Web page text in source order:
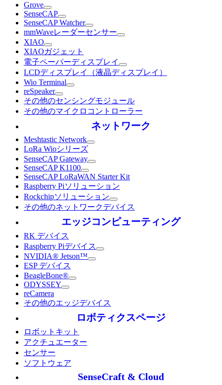
Grove
SenseCAP
SenseCAP Watcher
mmWaveレーダーセンサー
XIAO
XIAOガジェット
電子ペーパーディスプレイ
LCDディスプレイ（液晶ディスプレイ）
Wio Terminal
reSpeaker
その他のセンシングモジュール
その他のマイクロコントローラー
ネットワーク
Meshtastic Network
LoRa Wioシリーズ
SenseCAP Gateway
SenseCAP K1100
SenseCAP LoRaWAN Starter Kit
Raspberry Piソリューション
Rockchipソリューション
その他のネットワークデバイス
エッジコンピューティング
RK デバイス
Raspberry Piデバイス
NVIDIA® Jetson™
ESP デバイス
BeagleBone®
ODYSSEY
reCamera
その他のエッジデバイス
ロボティクスページ
ロボットキット
アクチュエーター
センサー
ソフトウェア
SenseCraft & Cloud